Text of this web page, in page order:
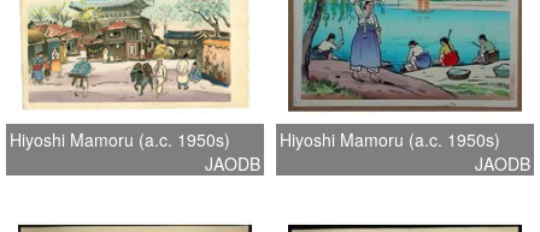
Hiyoshi Mamoru (a.c. 1950s)
JAODB
Hiyoshi Mamoru (a.c. 1950s)
JAODB